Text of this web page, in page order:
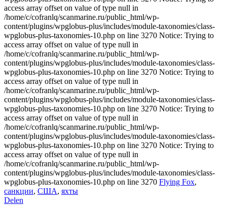
access array offset on value of type null in
/home/c/cofranlq/scanmarine.ru/public_html/wp-
content/plugins/wpglobus-plus/includes/module-taxonomies/class-
wpglobus-plus-taxonomies-10.php on line 3270 Notice: Trying to
access array offset on value of type null in
/home/c/cofranlq/scanmarine.ru/public_html/wp-
content/plugins/wpglobus-plus/includes/module-taxonomies/class-
wpglobus-plus-taxonomies-10.php on line 3270 Notice: Trying to
access array offset on value of type null in
/home/c/cofranlq/scanmarine.ru/public_html/wp-
content/plugins/wpglobus-plus/includes/module-taxonomies/class-
wpglobus-plus-taxonomies-10.php on line 3270 Notice: Trying to
access array offset on value of type null in
/home/c/cofranlq/scanmarine.ru/public_html/wp-
content/plugins/wpglobus-plus/includes/module-taxonomies/class-
wpglobus-plus-taxonomies-10.php on line 3270 Notice: Trying to
access array offset on value of type null in
/home/c/cofranlq/scanmarine.ru/public_html/wp-
content/plugins/wpglobus-plus/includes/module-taxonomies/class-
wpglobus-plus-taxonomies-10.php on line 3270 Flying Fox,
санкции, США, яхты
Delen